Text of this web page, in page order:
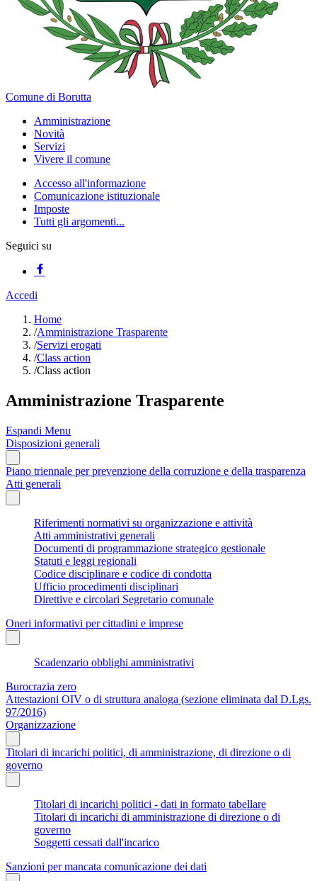
Comune di Borutta
Amministrazione
Novità
Servizi
Vivere il comune
Accesso all'informazione
Comunicazione istituzionale
Imposte
Tutti gli argomenti...
Seguici su
Accedi
Home
/Amministrazione Trasparente
/Servizi erogati
/Class action
/Class action
Amministrazione Trasparente
Espandi Menu
Disposizioni generali
Piano triennale per prevenzione della corruzione e della trasparenza
Atti generali
Riferimenti normativi su organizzazione e attività
Atti amministrativi generali
Documenti di programmazione strategico gestionale
Statuti e leggi regionali
Codice disciplinare e codice di condotta
Ufficio procedimenti disciplinari
Direttive e circolari Segretario comunale
Oneri informativi per cittadini e imprese
Scadenzario obblighi amministrativi
Burocrazia zero
Attestazioni OIV o di struttura analoga (sezione eliminata dal D.Lgs.
97/2016)
Organizzazione
Titolari di incarichi politici, di amministrazione, di direzione o di
governo
Titolari di incarichi politici - dati in formato tabellare
Titolari di incarichi di amministrazione di direzione o di
governo
Soggetti cessati dall'incarico
Sanzioni per mancata comunicazione dei dati